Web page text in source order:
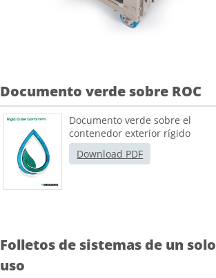
Documento verde sobre ROC
Documento verde sobre el
contenedor exterior rígido
Download PDF
Folletos de sistemas de un solo
uso